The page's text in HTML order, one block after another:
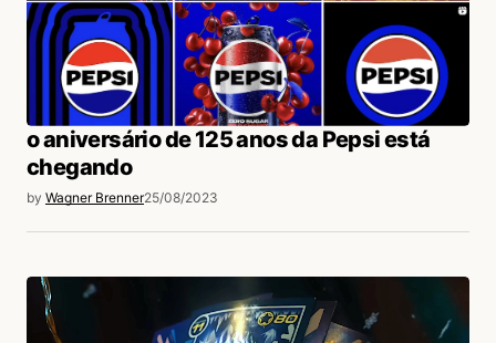
o aniversário de 125 anos da Pepsi está
chegando
by Wagner Brenner25/08/2023